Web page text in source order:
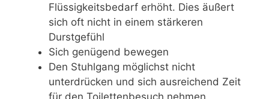
Flüssigkeitsbedarf erhöht. Dies äußert
sich oft nicht in einem stärkeren
Durstgefühl
Sich genügend bewegen
Den Stuhlgang möglichst nicht
unterdrücken und sich ausreichend Zeit
für den Toilettenbesuch nehmen